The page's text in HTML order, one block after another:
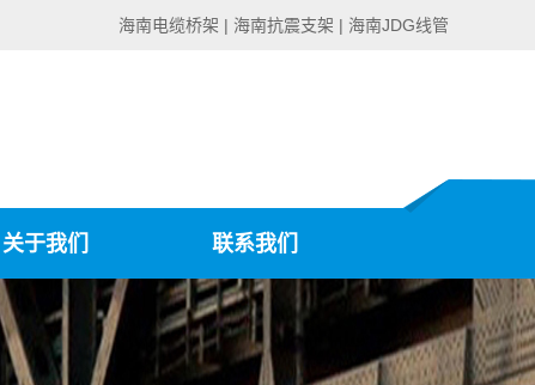
海南电缆桥架 | 海南抗震支架 | 海南JDG线管
关于我们 联系我们